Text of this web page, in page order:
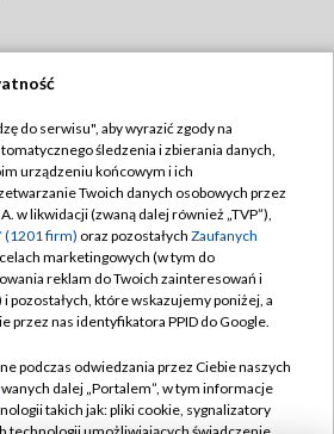
TVP
Cyfrowa
Regulamin TVP
prywatności
Moje zgody
Pomoc
Kontakt
do serwisu", aby wyrazić zgody na
śledzenia i zbierania danych,
urządzeniu końcowym i ich
Twoich danych osobowych przez
w likwidacji (zwaną dalej również „TVP”),
(1201 firm) oraz pozostałych Zaufanych
marketingowych (w tym do
reklam do Twoich zainteresowań i
pozostałych, które wskazujemy poniżej, a
przez nas identyfikatora PPID do Google.
podczas odwiedzania przez Ciebie naszych
dalej „Portalem”, w tym informacje
takich jak: pliki cookie, sygnalizatory